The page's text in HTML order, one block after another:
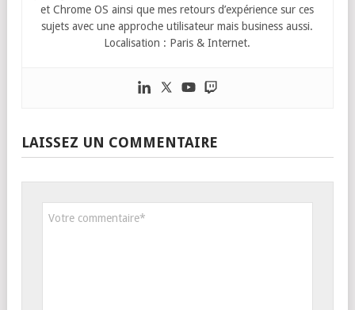
et Chrome OS ainsi que mes retours d’expérience sur ces
sujets avec une approche utilisateur mais business aussi.
Localisation : Paris & Internet.
LAISSEZ UN COMMENTAIRE